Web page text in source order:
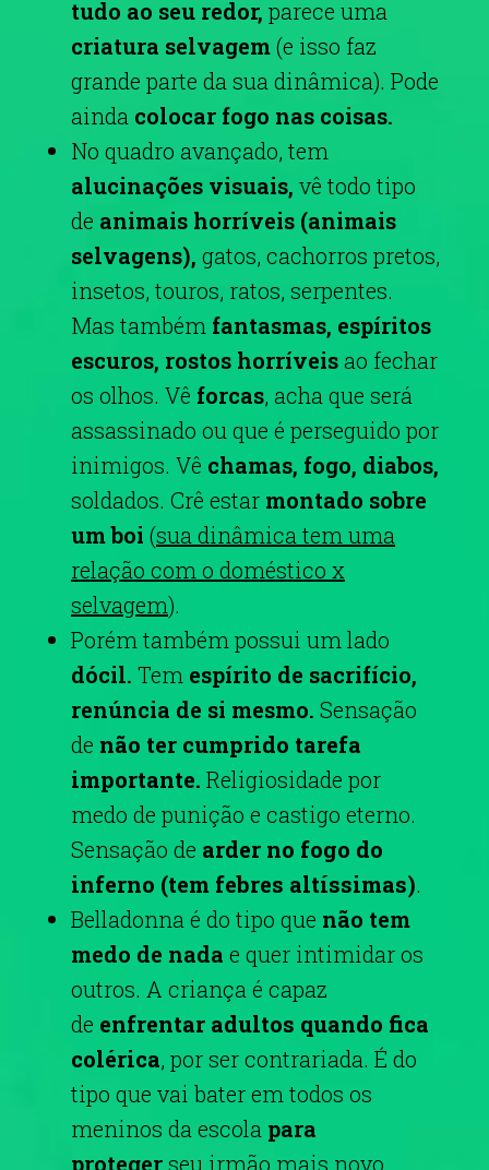
tudo ao seu redor, parece uma
criatura selvagem(e isso faz
grande parte da sua dinâmica). Pode
ainda colocar fogo nas coisas.
No quadro avançado, tem
alucinações visuais, vê todo tipo
de animais horríveis (animais
selvagens), gatos, cachorros pretos,
insetos, touros, ratos, serpentes.
Mas também fantasmas, espíritos
escuros, rostos horríveis ao fechar
os olhos. Vê forcas, acha que será
assassinado ou que é perseguido por
inimigos. Vê chamas, fogo, diabos,
soldados. Crê estar montado sobre
um boi (sua dinâmica tem uma
relação com o doméstico x
selvagem).
Porém também possui um lado
dócil. Tem espírito de sacrifício,
renúncia de si mesmo. Sensação
de não ter cumprido tarefa
importante. Religiosidade por
medo de punição e castigo eterno.
Sensação de arder no fogo do
inferno (tem febres altíssimas).
Belladonna é do tipo que não tem
medo de nada e quer intimidar os
outros. A criança é capaz
de enfrentar adultos quando fica
colérica, por ser contrariada. É do
tipo que vai bater em todos os
meninos da escola para
protegerseu irmão mais novo.